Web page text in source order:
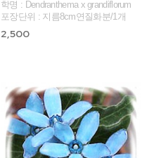
학명 : Dendranthema x grandiflorum
포장단위 : 지름8cm연질화분/1개
2,500